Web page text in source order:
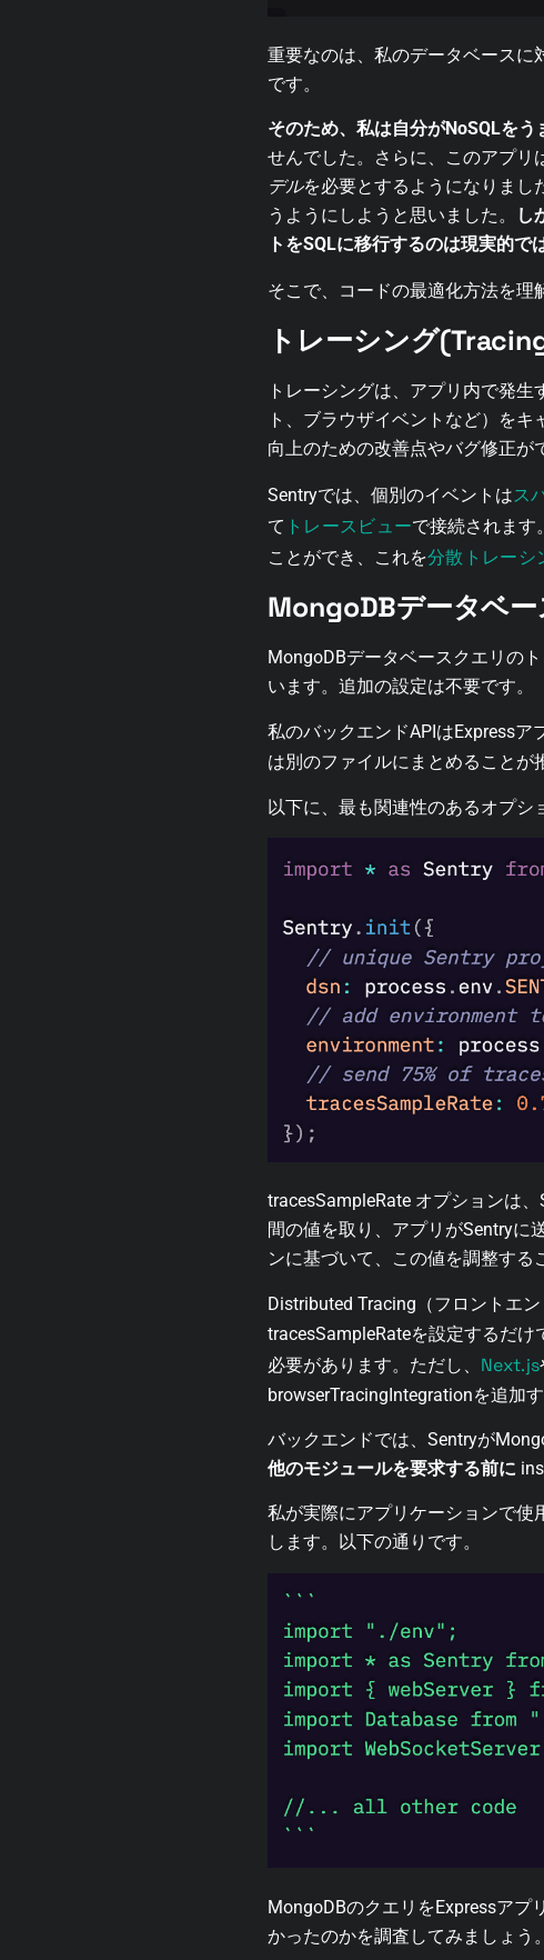
重要なのは、私のデータベースに
です。
そのため、私は自分がNoSQLをう
せんでした。さらに、このアプリ
デルを必要とするようになりまし
うようにしようと思いました。
し
トをSQLに移行するのは現実的で
そこで、コードの最適化方法を理
トレーシング
トレーシングは、アプリ内で発
ト、ブラウザイベントなど）を
向上のための改善点やバグ修正が
Sentryでは、個別のイベントはス
て トレースビューで接続されます
ことができ、これを分散トレーシ
MongoDBデータベ
MongoDBデータベースクエリの
います。追加の設定は不要です。
私のバックエンドAPIはExpressア
は別のファイルにまとめることが
以下に、最も関連性のあるオプシ
tracesSampleRate オプションは
間の値を取り、アプリがSentryに
ンに基づいて、この値を調整する
Distributed Tracing（フロントエ
tracesSampleRateを設定するだけ
必要があります。ただし、 Next.js
browserTracingIntegrationを追加
バックエンドでは、Sentryが
他のモジュールを要求する前に
私が実際にアプリケーションで使
します。以下の通りです。
MongoDBのクエリをExpressア
かったのかを調査してみましょう。